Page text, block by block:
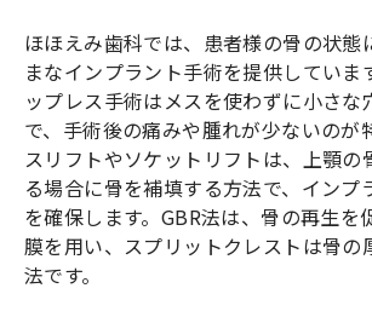
ほほえみ歯科では、患者様の骨の状態
まなインプラント手術を提供していま
ップレス手術はメスを使わずに小さな
で、手術後の痛みや腫れが少ないのが
スリフトやソケットリフトは、上顎の
る場合に骨を補填する方法で、インプ
を確保します。GBR法は、骨の再生を
膜を用い、スプリットクレストは骨の
法です。